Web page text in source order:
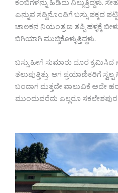
ಕಂಬಿಗಳನ್ನು ಹಿಡಿದು ನಿಲ್ಲುತ್ತಿದ್ದಳು.
ಎನ್ನುವ ಸದ್ದಿನೊಂದಿಗೆ ಬಸ್ಸು ಪಕ್ಕದ
ಚಾಲಕನ ನಿಯಂತ್ರಣ ತಪ್ಪಿ ಹಳ್ಳಕ್ಕೆ
ಬಿಗಿಯಾಗಿ ಮುಚ್ಚಿಕೊಳ್ಳುತ್ತಿದ್ದಳು.
ಬಸ್ಸು ಹೀಗೆ ಸುಮಾರು ದೂರ
ತಲುಪುತ್ತಿತ್ತು. ಆಗ ಪ್ರಯಾಣಿಕರಿಗೆ
ಬಂದಾಗ ಮತ್ತದೇ ವಾಲುವಿಕೆ ಅದೇ
ಮುಂದುವರೆದು ಎಲ್ಲರೂ ಸಕಲೇಶಪುರ